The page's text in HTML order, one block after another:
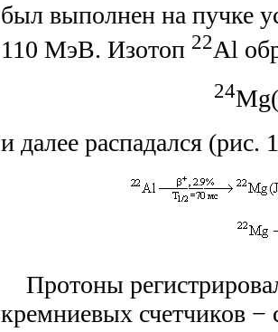
был выполнен на пучке
110 МэВ. Изотоп 22Al
24Mg(
и далее распадался (рис.
Протоны
кремниевых счетчиков −